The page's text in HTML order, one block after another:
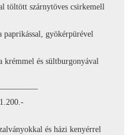
töltött szárnytöves csirkemell
gyökérpürével
krémmel és sültburgonyával
—
és házi kenyérrel